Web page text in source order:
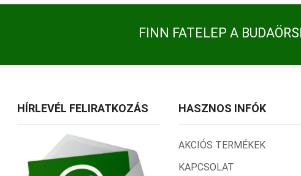
FINN FATELEP A
HÍRLEVÉL FELIRATKOZÁS HASZNOS INFÓK
AKCIÓS TERMÉKEK
KAPCSOLAT